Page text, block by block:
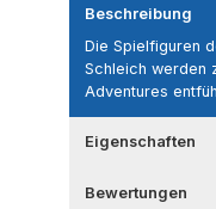
Beschreibung
Die Spielfiguren
Schleich werden
Adventures
Eigenschaften
Bewertungen